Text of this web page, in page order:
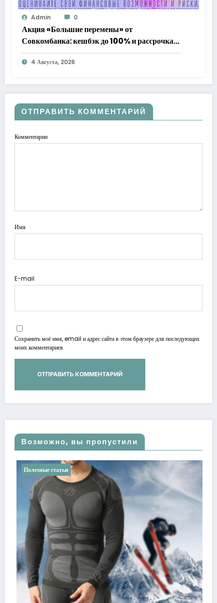
Admin 0
Акция «Большие перемены» от
Совкомбанка: кешбэк до 100% и рассрочка
до 24 месяцев с «Халвой»
4 Августа, 2026
ОТПРАВИТЬ КОММЕНТАРИЙ
Комментарии
Имя
E-mail
Сохранить моё имя, email и адрес сайта в этом браузере для последующих
моих комментариев.
Возможно, вы пропустили